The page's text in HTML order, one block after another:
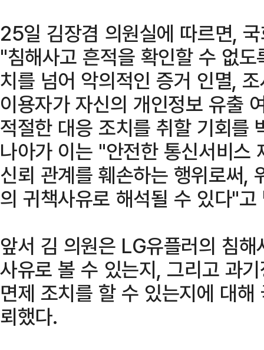
25일 김장겸 의원실에 따르면,
"침해사고 흔적을 확인할 수 없
치를 넘어 악의적인 증거 인멸,
이용자가 자신의 개인정보 유출
적절한 대응 조치를 취할 기회를
나아가 이는 "안전한 통신서비스
신뢰 관계를 훼손하는 행위로써,
의 귀책사유로 해석될 수 있다"고
앞서 김 의원은 LG유플러의 침
사유로 볼 수 있는지, 그리고 과
면제 조치를 할 수 있는지에 대
뢰했다.